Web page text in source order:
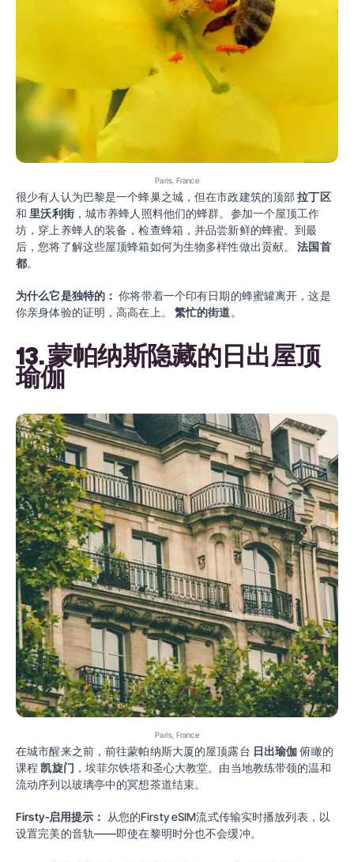
Paris, France
很少有人认为巴黎是一个蜂巢之城，但在市政建筑的顶部拉丁区
和 里沃利街，城市养蜂人照料他们的蜂群。参加一个屋顶工作
坊，穿上养蜂人的装备，检查蜂箱，并品尝新鲜的蜂蜜。到最
后，您将了解这些屋顶蜂箱如何为生物多样性做出贡献。法国首
都。
为什么它是独特的： 你将带着一个印有日期的蜂蜜罐离开，这是
你亲身体验的证明，高高在上。 繁忙的街道。
13. 蒙帕纳斯隐藏的日出屋顶
瑜伽
Paris, France
在城市醒来之前，前往蒙帕纳斯大厦的屋顶露台 日出瑜伽俯瞰的
课程凯旋门 ，埃菲尔铁塔和圣心大教堂。由当地教练带领的温和
流动序列以玻璃亭中的冥想茶道结束。
Firsty‑启用提示：
从您的Firsty eSIM流式传输实时播放列表，以
设置完美的音轨——即使在黎明时分也不会缓冲。